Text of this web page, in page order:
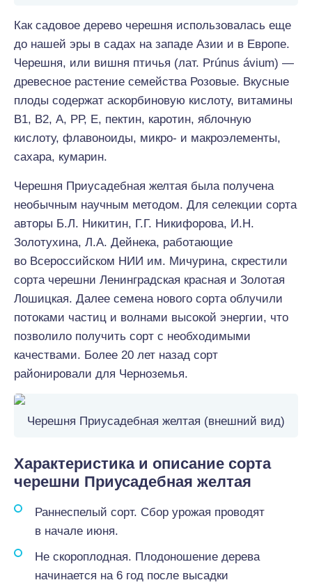
Как садовое дерево черешня использовалась еще
до нашей эры в садах на западе Азии и в Европе.
Черешня, или вишня птичья (лат. Prúnus ávium) —
древесное растение семейства Розовые. Вкусные
плоды содержат аскорбиновую кислоту, витамины
В1, В2, А, РР, Е, пектин, каротин, яблочную
кислоту, флавоноиды, микро- и макроэлементы,
сахара, кумарин.
Черешня Приусадебная желтая была получена
необычным научным методом. Для селекции сорта
авторы Б.Л. Никитин, Г.Г. Никифорова, И.Н.
Золотухина, Л.А. Дейнека, работающие
во Всероссийском НИИ им. Мичурина, скрестили
сорта черешни Ленинградская красная и Золотая
Лошицкая. Далее семена нового сорта облучили
потоками частиц и волнами высокой энергии, что
позволило получить сорт с необходимыми
качествами. Более 20 лет назад сорт
районировали для Черноземья.
Черешня Приусадебная желтая (внешний вид)
Характеристика и описание сорта
черешни Приусадебная желтая
Раннеспелый сорт. Сбор урожая проводят
в начале июня.
Не скороплодная. Плодоношение дерева
начинается на 6 год после высадки